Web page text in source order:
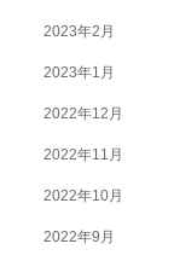
2023年2月
2023年1月
2022年12月
2022年11月
2022年10月
2022年9月